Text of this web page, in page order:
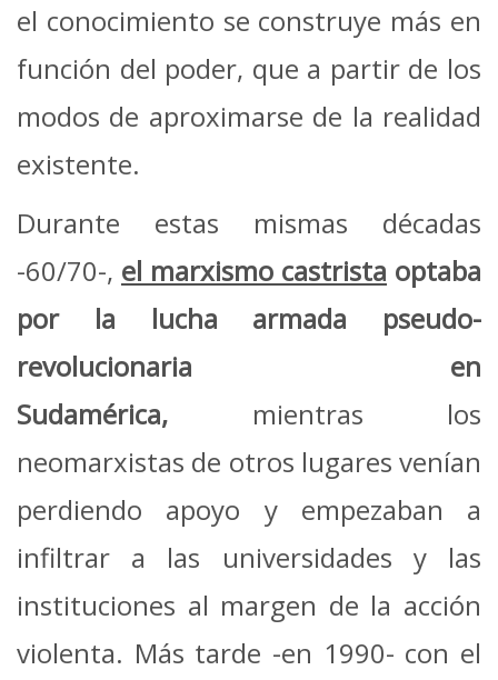
el conocimiento se construye más en
función del poder, que a partir de los
modos de aproximarse de la realidad
existente.
Durante estas mismas décadas
-60/70-, el marxismo castrista optaba
por la lucha armada pseudo-
revolucionaria en
Sudamérica, mientras los
neomarxistas de otros lugares venían
perdiendo apoyo y empezaban a
infiltrar a las universidades y las
instituciones al margen de la acción
violenta. Más tarde -en 1990- con el